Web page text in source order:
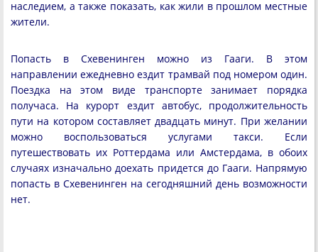
наследием, а также показать, как жили в прошлом местные
жители.
Попасть в Схевенинген можно из Гааги. В этом
направлении ежедневно ездит трамвай под номером один.
Поездка на этом виде транспорте занимает порядка
получаса. На курорт ездит автобус, продолжительность
пути на котором составляет двадцать минут. При желании
можно воспользоваться услугами такси. Если
путешествовать их Роттердама или Амстердама, в обоих
случаях изначально доехать придется до Гааги. Напрямую
попасть в Схевенинген на сегодняшний день возможности
нет.